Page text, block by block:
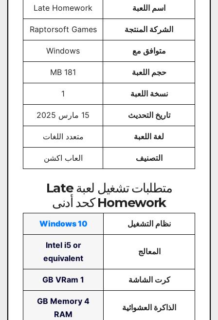
اسم اللعبة Late Homework
الشركة المنتجة Raptorsoft Games
متوافق مع Windows
حجم اللعبة 181 MB
نسخة اللعبة 1
تاريخ التحديث 15 مارس 2025
لغة اللعبة متعدد اللغات
التصنيف العاب اكشن
متطلبات تشغيل لعبة Late
Homework كحد أدنى
نظام التشغيل Windows 10
المعالج
Intel i5 or
equivalent
كرت الشاشة 1 GB VRam
الذاكرة العشوائية
4 GB Memory
RAM